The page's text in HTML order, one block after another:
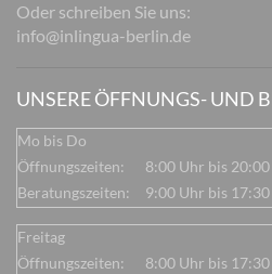
Oder schreiben Sie uns:
info@inlingua-berlin.de
UNSERE ÖFFNUNGS- UND
Mo bis Do
Öffnungszeiten:
8:00 Uhr bis
Beratungszeiten:
9:00 Uhr bis
Freitag
Öffnungszeiten:
8:00 Uhr bis